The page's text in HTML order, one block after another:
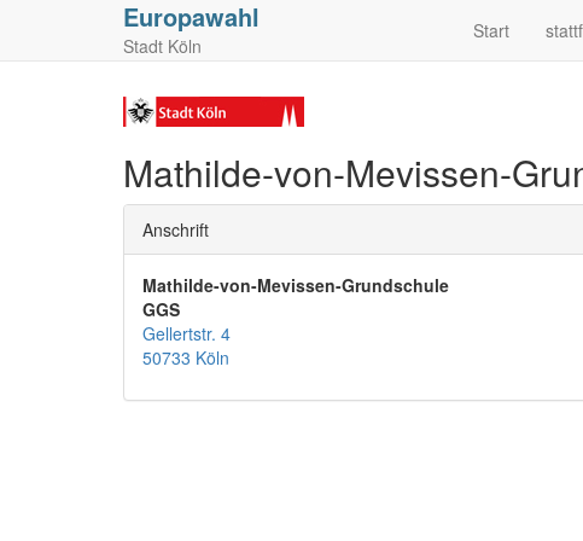
Europawahl
Stadt Köln
Start
Mathilde-von-Mevissen-
Anschrift
Mathilde-von-Mevissen-Grundschule
GGS
Gellertstr. 4
50733 Köln